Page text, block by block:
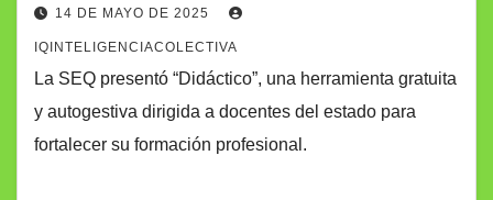
14 DE MAYO DE 2025
IQINTELIGENCIACOLECTIVA
La SEQ presentó “Didáctico”, una herramienta gratuita
y autogestiva dirigida a docentes del estado para
fortalecer su formación profesional.